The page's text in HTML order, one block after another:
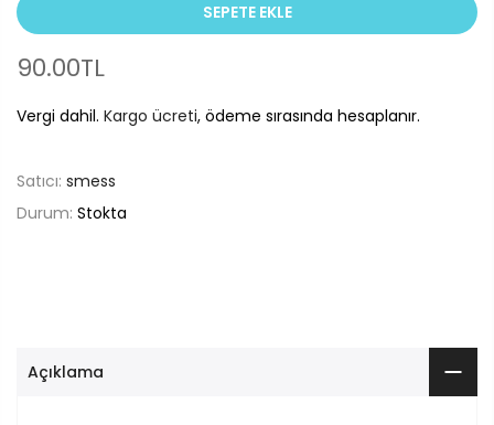
SEPETE EKLE
90.00TL
Vergi dahil. Kargo ücreti, ödeme sırasında hesaplanır.
Satıcı: smess
Durum: Stokta
Açıklama